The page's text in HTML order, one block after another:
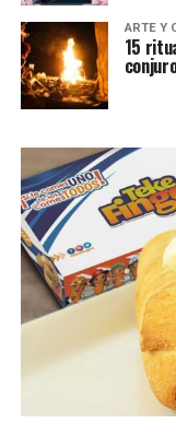
ARTE Y
15